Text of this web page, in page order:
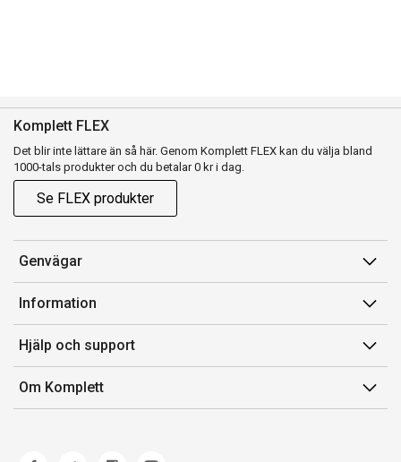
Komplett FLEX
Det blir inte lättare än så här. Genom Komplett FLEX kan du välja bland
1000-tals produkter och du betalar 0 kr i dag.
Se FLEX produkter
Genvägar
Konto
Orderhistorik
Presentkort
Komplett Club
Information
Försäljningsvillkor
Medlemsvillkor for Komplett Club
Lediga tjänster
Hjälp och support
Kontakta oss
Kundservice
Om Komplett